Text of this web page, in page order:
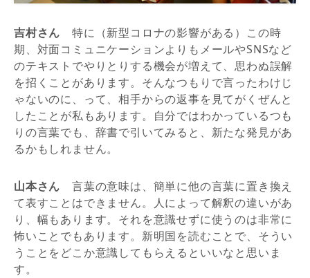
吉村さん 特に（新型コロナの影響がある）この時
期、対面コミュニケーションよりもメールやSNSなど
のテキストでやりとりする機会が増えて、思わぬ誤解
を招くことがあります。そんなつもりで言ったわけじ
ゃないのに、って、相手からの返事を見てがくぜんと
したことが私もあります。自分ではわかっているつも
りの言葉でも、辞書で引いてみると、新たな発見があ
るかもしれません。
山本さん 言葉の意味は、簡単に他の言葉に置き換え
て表すことはできません。人によって解釈の違いがあ
り、幅もあります。それを意識せずに使うのは非常に
怖いことでもあります。新明国を読むことで、そうい
うことをどこか意識してもらえるといいなと思いま
す。